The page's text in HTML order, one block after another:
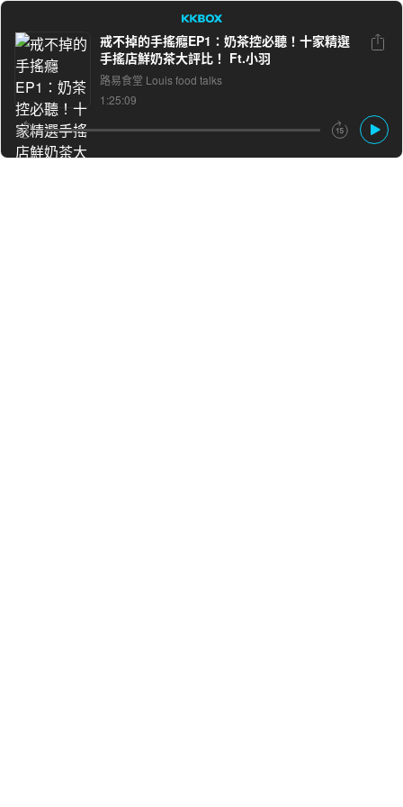
戒不掉的手搖癮EP1：奶茶控必聽！十家精選
手搖店鮮奶茶大評比！ Ft.小羽
路易食堂 Louis food talks
1:25:09
LINE